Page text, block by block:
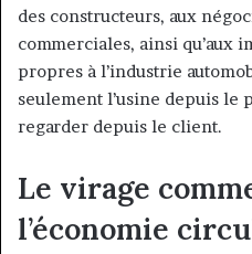
des constructeurs, aux
commerciales, ainsi qu’aux
propres à l’industrie
seulement l’usine depuis le
regarder depuis le client.
Le virage
l’économie